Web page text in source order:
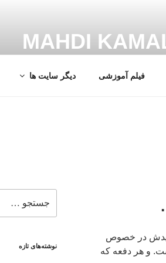
فیلم آموزشی دیگر سایت ها
در خصوص
و هر دفعه که
برای
نوشته‌های تازه